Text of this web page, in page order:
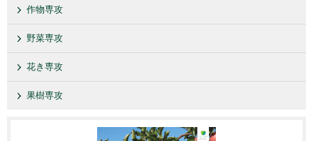
作物専攻
野菜専攻
花き専攻
果樹専攻